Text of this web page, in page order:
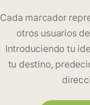
Cada marcador
otros usuarios
Introduciendo tu
tu destino,